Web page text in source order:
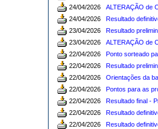
24/04/2026
ALTERAÇÃO de
24/04/2026
Resultado
23/04/2026
Resultado
23/04/2026
ALTERAÇÃO de
22/04/2026
Ponto sorteado
22/04/2026
Resultado
22/04/2026
Orientações da
22/04/2026
Pontos para as
22/04/2026
Resultado final -
22/04/2026
Resultado
22/04/2026
Resultado